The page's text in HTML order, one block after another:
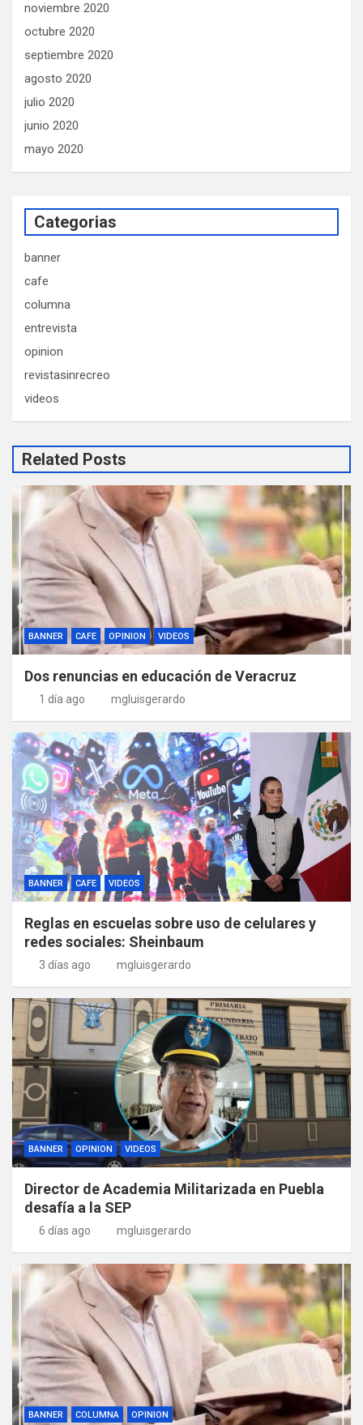
noviembre 2020
octubre 2020
septiembre 2020
agosto 2020
julio 2020
junio 2020
mayo 2020
Categorias
banner
cafe
columna
entrevista
opinion
revistasinrecreo
videos
Related Posts
BANNER CAFE OPINION VIDEOS
Dos renuncias en educación de Veracruz
1 día ago mgluisgerardo
BANNER CAFE VIDEOS
Reglas en escuelas sobre uso de celulares y
redes sociales: Sheinbaum
3 días ago mgluisgerardo
BANNER OPINION VIDEOS
Director de Academia Militarizada en Puebla
desafía a la SEP
6 días ago mgluisgerardo
BANNER COLUMNA OPINION